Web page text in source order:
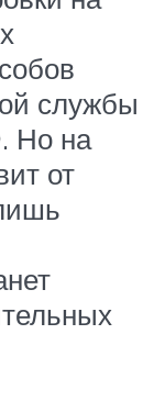
службы
Но на
от